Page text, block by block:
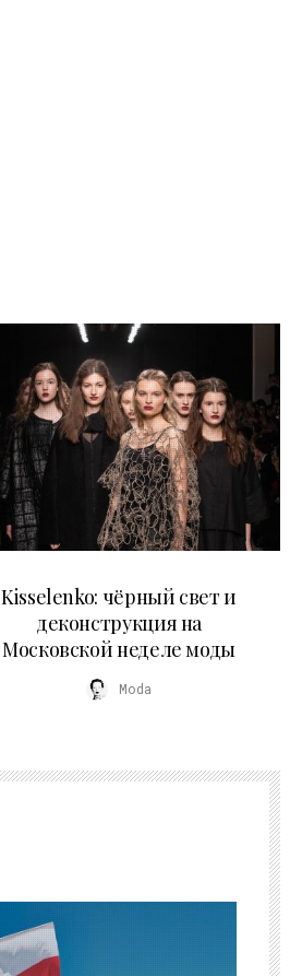
Kisselenko: чёрный свет и
деконструкция на
Московской неделе моды
Moda